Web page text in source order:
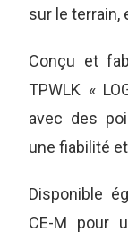
sur le terrain,
Conçu et
TPWLK «
avec des
une fiabilité
Disponible
CE-M pour